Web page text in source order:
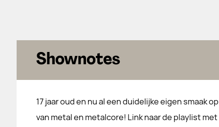
Shownotes
17 jaar oud en nu al een duidelijke eigen smaak
van metal en metalcore! Link naar de playlist